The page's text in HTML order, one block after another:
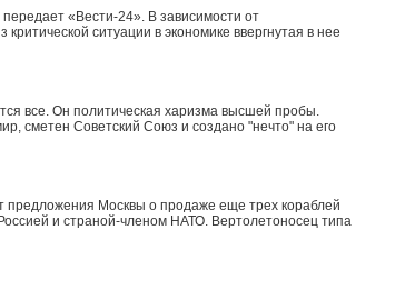
«Вести-24». В зависимости от
ситуации в экономике ввергнутая в нее
все. Он политическая харизма высшей пробы.
сметен Советский Союз и создано "нечто" на его
предложения Москвы о продаже еще трех кораблей
и страной-членом НАТО. Вертолетоносец типа